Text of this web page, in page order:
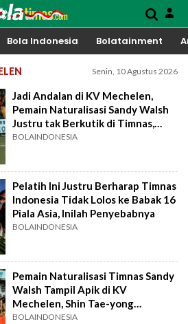
Bola Indonesia Bolatainment
Senin, 10 Agustus 2026
Jadi Andalan di KV Mechelen,
Pemain Naturalisasi Sandy Walsh
Justru tak Berkutik di Timnas,
Salah Shin Tae-yong?
BOLAINDONESIA
Pelatih Ini Justru Berharap Timnas
Indonesia Tidak Lolos ke Babak 16
Piala Asia, Inilah Penyebabnya
BOLAINDONESIA
Pemain Naturalisasi Timnas Sandy
Walsh Tampil Apik di KV
Mechelen, Shin Tae-yong
Mendapatkan Tantangan Begini
BOLAINDONESIA